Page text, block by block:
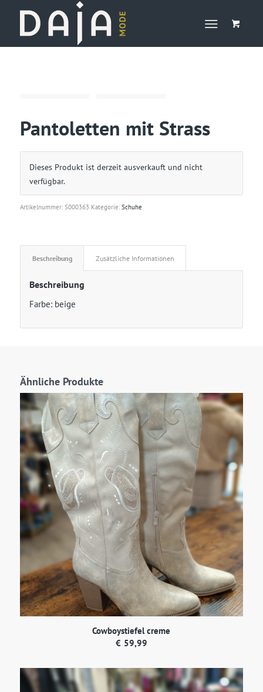
Pantoletten mit Strass
Dieses Produkt ist derzeit ausverkauft und nicht
verfügbar.
Artikelnummer: S000363 Kategorie: Schuhe
Beschreibung Zusätzliche Informationen
Beschreibung
Farbe: beige
Ähnliche Produkte
Cowboystiefel creme
€ 59,99